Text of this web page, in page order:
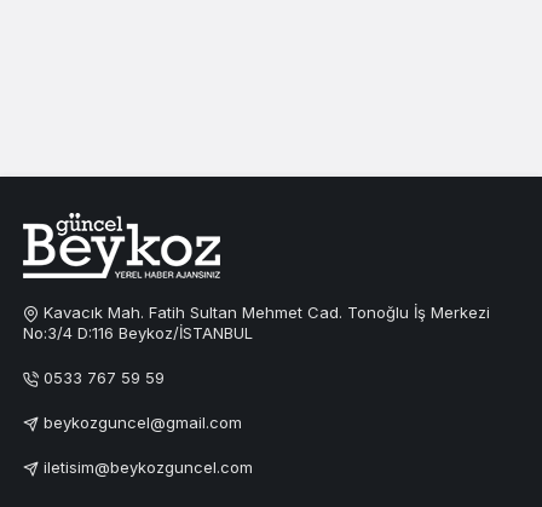
Kavacık Mah. Fatih Sultan Mehmet Cad. Tonoğlu İş Merkezi
No:3/4 D:116 Beykoz/İSTANBUL
0533 767 59 59
beykozguncel@gmail.com
iletisim@beykozguncel.com